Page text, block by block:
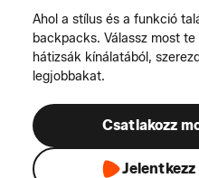
Ahol a stílus és a funkció
backpacks. Válassz most
hátizsák kínálatából,
legjobbakat.
Csatlakozz